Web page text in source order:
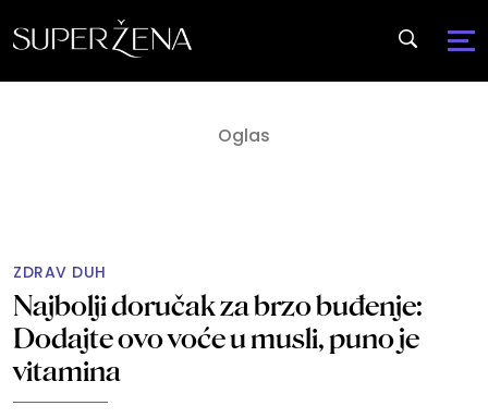
ZDRAV DUH
Najbolji doručak za brzo buđenje:
Dodajte ovo voće u musli, puno je
vitamina